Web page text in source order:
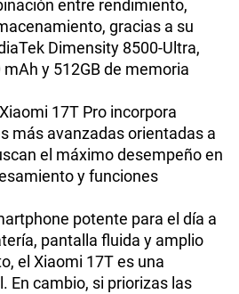
entre rendimiento,
gracias a su
Dimensity 8500-Ultra,
y 512GB de memoria
17T Pro incorpora
más avanzadas orientadas a
el máximo desempeño en
y funciones
potente para el día a
pantalla fluida y amplio
el Xiaomi 17T es una
En cambio, si priorizas las